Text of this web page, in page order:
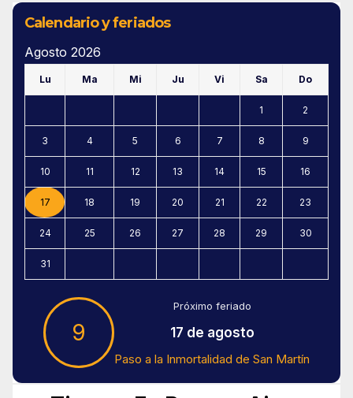
Calendario y feriados
Agosto 2026
Lu Ma Mi Ju Vi Sa Do
1 2
3 4 5 6 7 8 9
10 11 12 13 14 15 16
17 18 19 20 21 22 23
24 25 26 27 28 29 30
31
9
Próximo feriado
17 de agosto
Paso a la Inmortalidad de San Martín